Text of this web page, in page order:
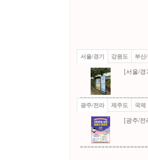
서울/경기 강원도 부산
[서울/경
광주/전라 제주도 국제
[광주/전